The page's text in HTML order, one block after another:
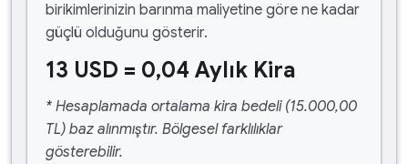
birikimlerinizin barınma maliyetine göre ne kadar
güçlü olduğunu gösterir.
13 USD = 0,04 Aylık Kira
* Hesaplamada ortalama kira bedeli (15.000,00
TL) baz alınmıştır. Bölgesel farklılıklar
gösterebilir.